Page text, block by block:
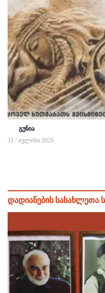
გუნია
31 / ივლისი 2026
დადიანების სასახლეთა